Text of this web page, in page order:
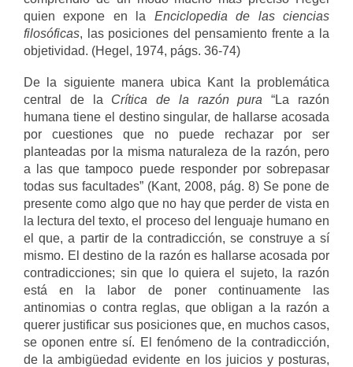
quien expone en la Enciclopedia de las ciencias
filosóficas, las posiciones del pensamiento frente a la
objetividad. (Hegel, 1974, págs. 36-74)
De la siguiente manera ubica Kant la problemática
central de la Crítica de la razón pura“La razón
humana tiene el destino singular, de hallarse acosada
por cuestiones que no puede rechazar por ser
planteadas por la misma naturaleza de la razón, pero
a las que tampoco puede responder por sobrepasar
todas sus facultades” (Kant, 2008, pág. 8) Se pone de
presente como algo que no hay que perder de vista en
la lectura del texto, el proceso del lenguaje humano en
el que, a partir de la contradicción, se construye a sí
mismo. El destino de la razón es hallarse acosada por
contradicciones; sin que lo quiera el sujeto, la razón
está en la labor de poner continuamente las
antinomias o contra reglas, que obligan a la razón a
querer justificar sus posiciones que, en muchos casos,
se oponen entre sí. El fenómeno de la contradicción,
de la ambigüedad evidente en los juicios y posturas,